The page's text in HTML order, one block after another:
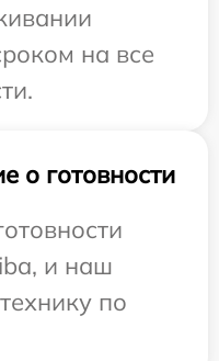
на все
о готовности
и наш
по